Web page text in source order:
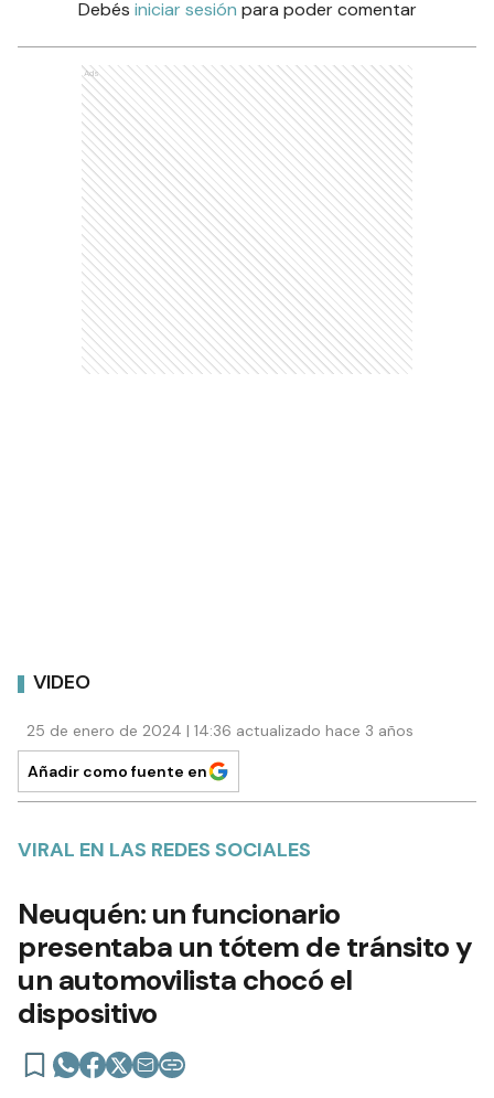
Debés iniciar sesión para poder comentar
Ads
VIDEO
25 de enero de 2024 | 14:36 actualizado hace 3 años
Añadir como fuente en
VIRAL EN LAS REDES SOCIALES
Neuquén: un funcionario
presentaba un tótem de tránsito y
un automovilista chocó el
dispositivo